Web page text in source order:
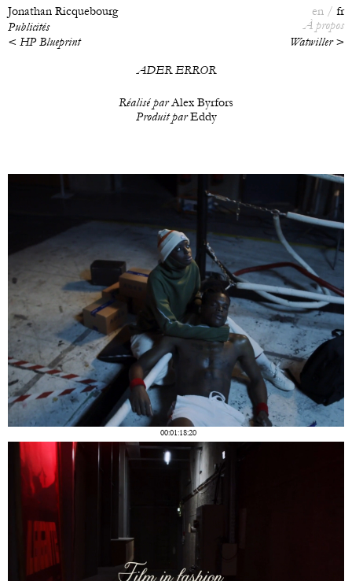
en
fr
À propos
Jonathan Ricquebourg
Publicités
Watwiller >
< HP Blueprint
ADER ERROR
Réalisé parAlex Byrfors
Produit parEddy
00:01:18:20